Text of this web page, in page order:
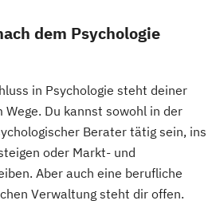
dem Psychologie
in Psychologie steht deiner
Du kannst sowohl in der
Berater tätig sein, ins
oder Markt- und
Aber auch eine berufliche
Verwaltung steht dir offen.